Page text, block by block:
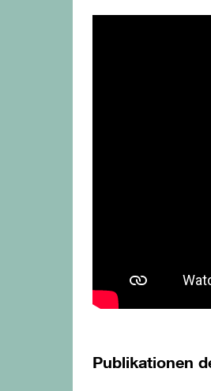
Publikationen